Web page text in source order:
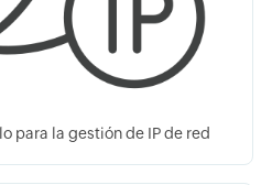
para la gestión de IP de red